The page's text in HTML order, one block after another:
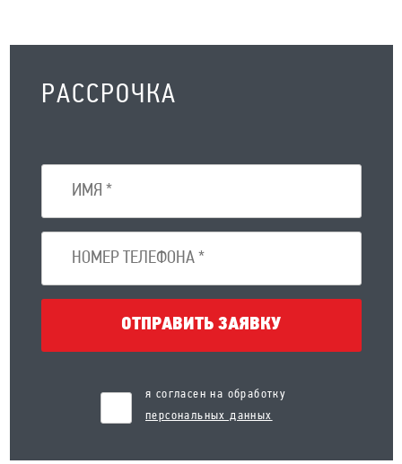
РАССРОЧКА
ОТПРАВИТЬ ЗАЯВКУ
я согласен на обработку
персональных данных